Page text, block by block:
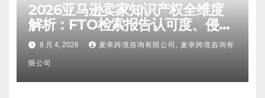
2026亚马逊卖家知识产权全维度
解析：FTO检索报告认可度、侵权
比对区别、TRO应诉方法及服务商
甄选避坑全攻略
8 月 4, 2026 麦幸跨境咨询有限公司, 麦幸跨境咨询有
限公司